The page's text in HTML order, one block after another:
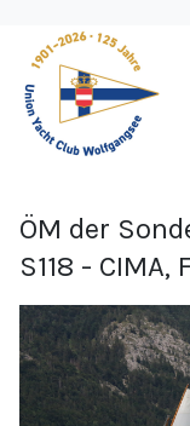
ÖM der
S118 -